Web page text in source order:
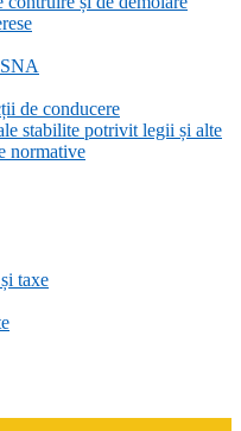
de conducere
stabilite potrivit legii și alte
normative
taxe